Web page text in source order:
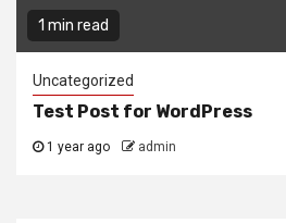
1 min read
Uncategorized
Test Post for WordPress
1 year ago admin